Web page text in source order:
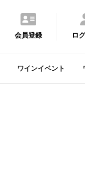
会員登録 ロ
ワインイベント